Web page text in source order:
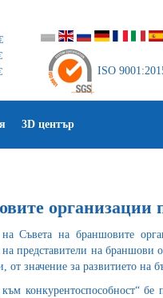
ISO
3D център
Съвета на браншовите
на представители на браншови
от значение за развитието на
конкурентоспособност“ бе